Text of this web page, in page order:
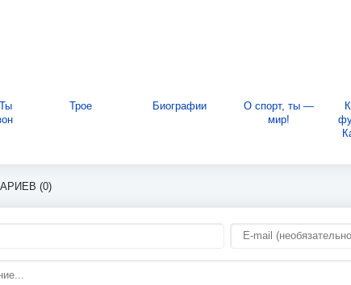
Трое Биографии
О спорт, ты —
мир!
(0)